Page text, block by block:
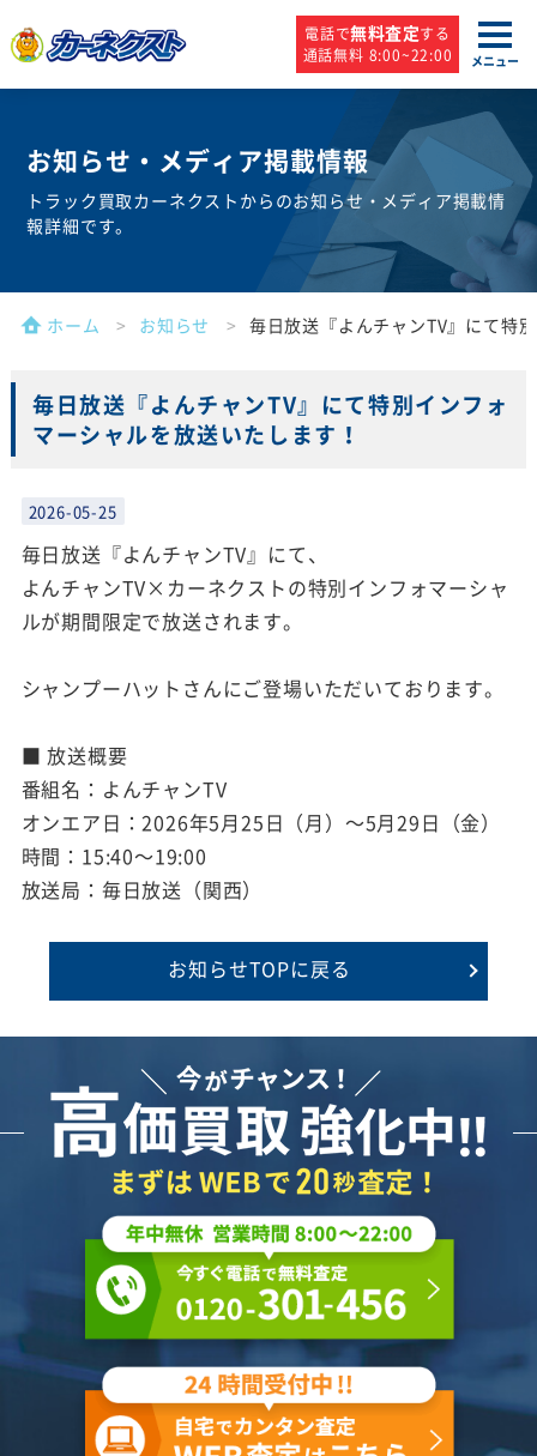
電話で無料査定する
通話無料 8:00~22:00
メニュー
お知らせ・ メディア掲載情報
トラック買取カーネクストからのお知らせ・メディア掲載情
報詳細です。
ホーム お知らせ 毎日放送『よんチャンTV』にて特
毎日放送『よんチャンTV』にて特別インフォ
マーシャルを放送いたします！
2026-05-25
毎日放送『よんチャンTV』にて、
よんチャンTV×カーネクストの特別インフォマーシャ
ルが期間限定で放送されます。
シャンプーハットさんにご登場いただいております。
■ 放送概要
番組名：よんチャンTV
オンエア日：2026年5月25日（月）～5月29日（金）
時間：15:40～19:00
放送局：毎日放送（関西）
お知らせTOPに戻る